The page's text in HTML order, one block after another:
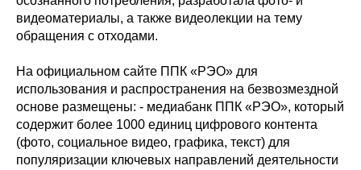
видеоматериалы, а также видеолекции на тему
обращения с отходами.
На официальном сайте ППК «РЭО» для
использования и распространения на безвозмездной
основе размещены: - медиабанк ППК «РЭО», который
содержит более 1000 единиц цифрового контента
(фото, социальное видео, графика, текст) для
популяризации ключевых направлений деятельности